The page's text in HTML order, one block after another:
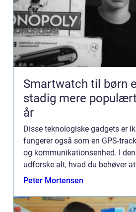
Smartwatch til børn
stadig mere
år
Disse teknologiske gadgets er
fungerer også som en GPS-
og kommunikationsenhed. I
udforske alt, hvad du behøver
smartwatch til børn, herunder
Peter Mortensen